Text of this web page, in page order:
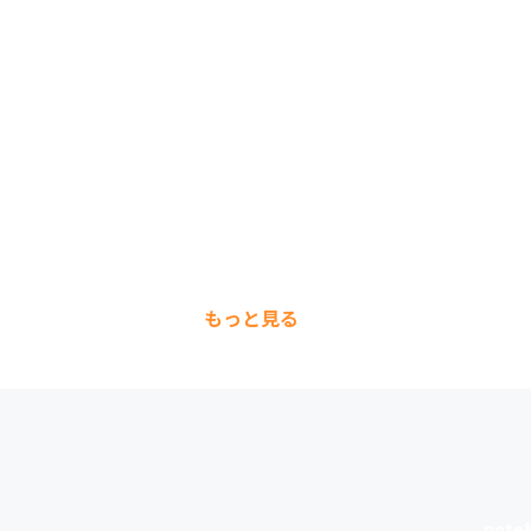
もっと見る